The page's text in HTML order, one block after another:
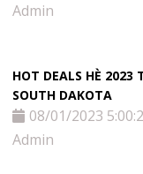
Admin
HOT DEALS HÈ 2023
SOUTH DAKOTA
08/01/2023
Admin